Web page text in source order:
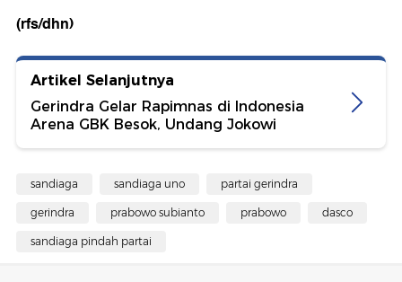
(rfs/dhn)
Artikel Selanjutnya
Gerindra Gelar Rapimnas di Indonesia
Arena GBK Besok, Undang Jokowi
sandiaga sandiaga uno partai gerindra
gerindra prabowo subianto prabowo dasco
sandiaga pindah partai